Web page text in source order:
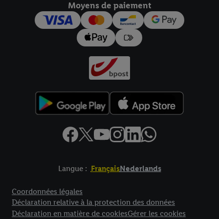
Moyens de paiement
Langue : FrançaisNederlands
Coordonnées légales
Déclaration relative à la protection des données
Déclaration en matière de cookiesGérer les cookies
pour l’avenir dans notredéclaration relative à la protection des
données
Vous trouverez les impressions ici.